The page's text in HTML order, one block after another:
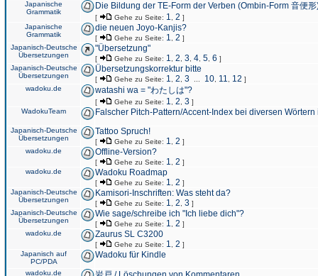
Japanische
Grammatik
Die Bildung der TE-Form der Verben (Ombin-Form 音便形
[ Gehe zu Seite: 1 2 ]
Japanische
Grammatik
die neuen Joyo-Kanjis?
[ Gehe zu Seite: 1 2 ]
Japanisch-Deutsche
Übersetzungen
"Übersetzung"
[ Gehe zu Seite: 1 2 3 4 5 6 ]
Japanisch-Deutsche
Übersetzungen
Übersetzungskorrektur bitte
[ Gehe zu Seite: 1 2 3 10 11 12 ]
wadoku.de
watashi wa = "わたしは"?
[ Gehe zu Seite: 1 2 3 ]
WadokuTeam
Falscher Pitch-Pattern/Accent-Index bei diversen
Japanisch-Deutsche
Übersetzungen
Tattoo Spruch!
[ Gehe zu Seite: 1 2 ]
wadoku.de
Offline-Version?
[ Gehe zu Seite: 1 2 ]
wadoku.de
Wadoku Roadmap
[ Gehe zu Seite: 1 2 ]
Japanisch-Deutsche
Übersetzungen
Kamisori-Inschriften: Was steht da?
[ Gehe zu Seite: 1 2 3 ]
Japanisch-Deutsche
Übersetzungen
Wie sage/schreibe ich "Ich liebe dich"?
[ Gehe zu Seite: 1 2 ]
wadoku.de
Zaurus SL C3200
[ Gehe zu Seite: 1 2 ]
Japanisch auf
PC/PDA
Wadoku für Kindle
wadoku.de